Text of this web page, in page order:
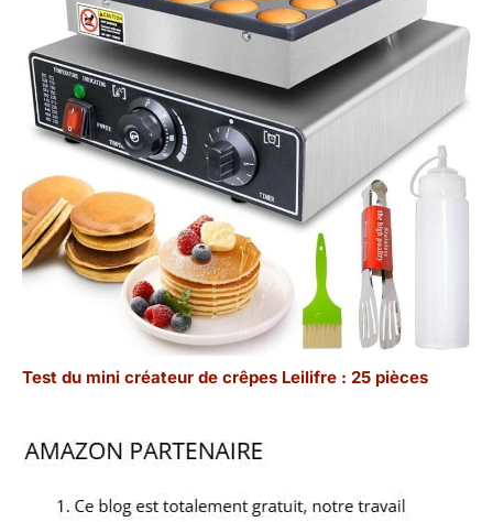
Test du mini créateur de crêpes Leilifre : 25 pièces